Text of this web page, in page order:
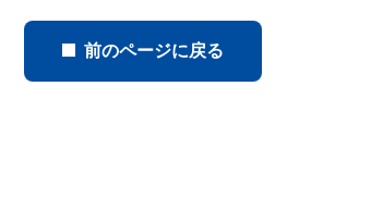
前のページに戻る